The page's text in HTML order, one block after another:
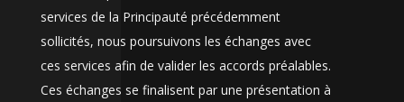
services de la Principauté précédemment
sollicités, nous poursuivons les échanges avec
ces services afin de valider les accords préalables.
Ces échanges se finalisent par une présentation à